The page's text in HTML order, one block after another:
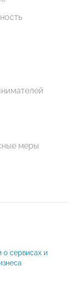
меры
о сервисах и